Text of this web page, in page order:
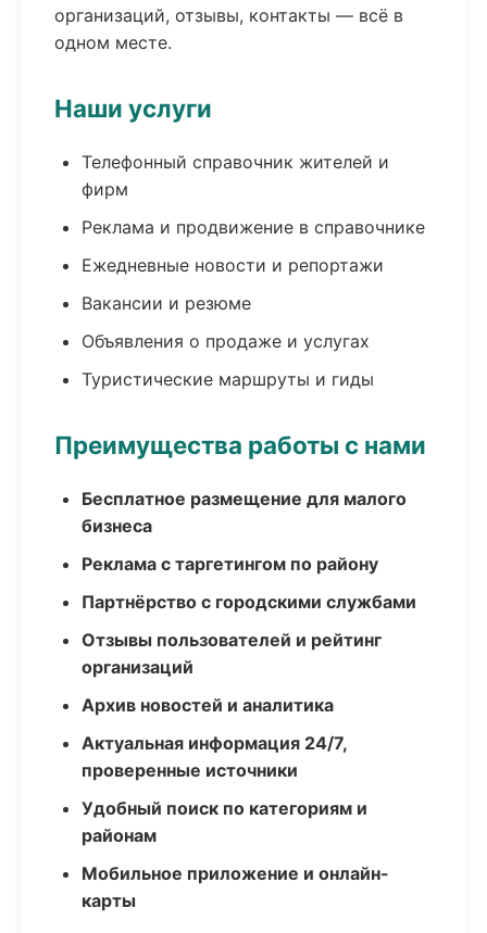
организаций, отзывы, контакты — всё в
одном месте.
Наши услуги
Телефонный справочник жителей и
фирм
Реклама и продвижение в справочнике
Ежедневные новости и репортажи
Вакансии и резюме
Объявления о продаже и услугах
Туристические маршруты и гиды
Преимущества работы с нами
Бесплатное размещение для малого
бизнеса
Реклама с таргетингом по району
Партнёрство с городскими службами
Отзывы пользователей и рейтинг
организаций
Архив новостей и аналитика
Актуальная информация 24/7,
проверенные источники
Удобный поиск по категориям и
районам
Мобильное приложение и онлайн-
карты